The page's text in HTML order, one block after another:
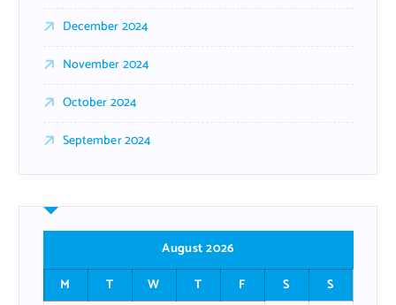
December 2024
November 2024
October 2024
September 2024
August 2026
M
T W T F S
S